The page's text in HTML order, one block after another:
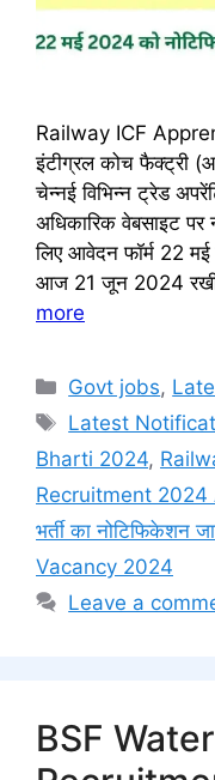
Railway ICF
इंटीग्रल कोच फैक्ट्री
चेन्नई विभिन्न ट्रेड
अधिकारिक वेबसाइट पर
लिए आवेदन फॉर्म 22
आज 21 जून 2024
more
Categories
Govt jobs,
Tags
Latest
Bharti 2024,
Recruitment 2024
भर्ती का नोटिफिकेशन
Vacancy 2024
Leave a
BSF